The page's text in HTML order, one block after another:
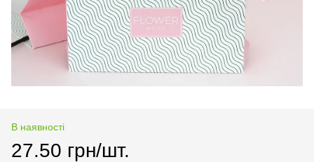
В наявності
27.50 грн/шт.